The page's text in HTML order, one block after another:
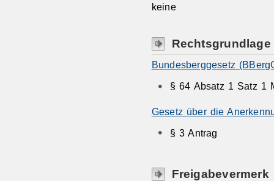
keine
Rechtsgrundlage
Bundesberggesetz
§ 64 Absatz 1 Satz 1
Gesetz über die
§ 3 Antrag
Freigabevermerk